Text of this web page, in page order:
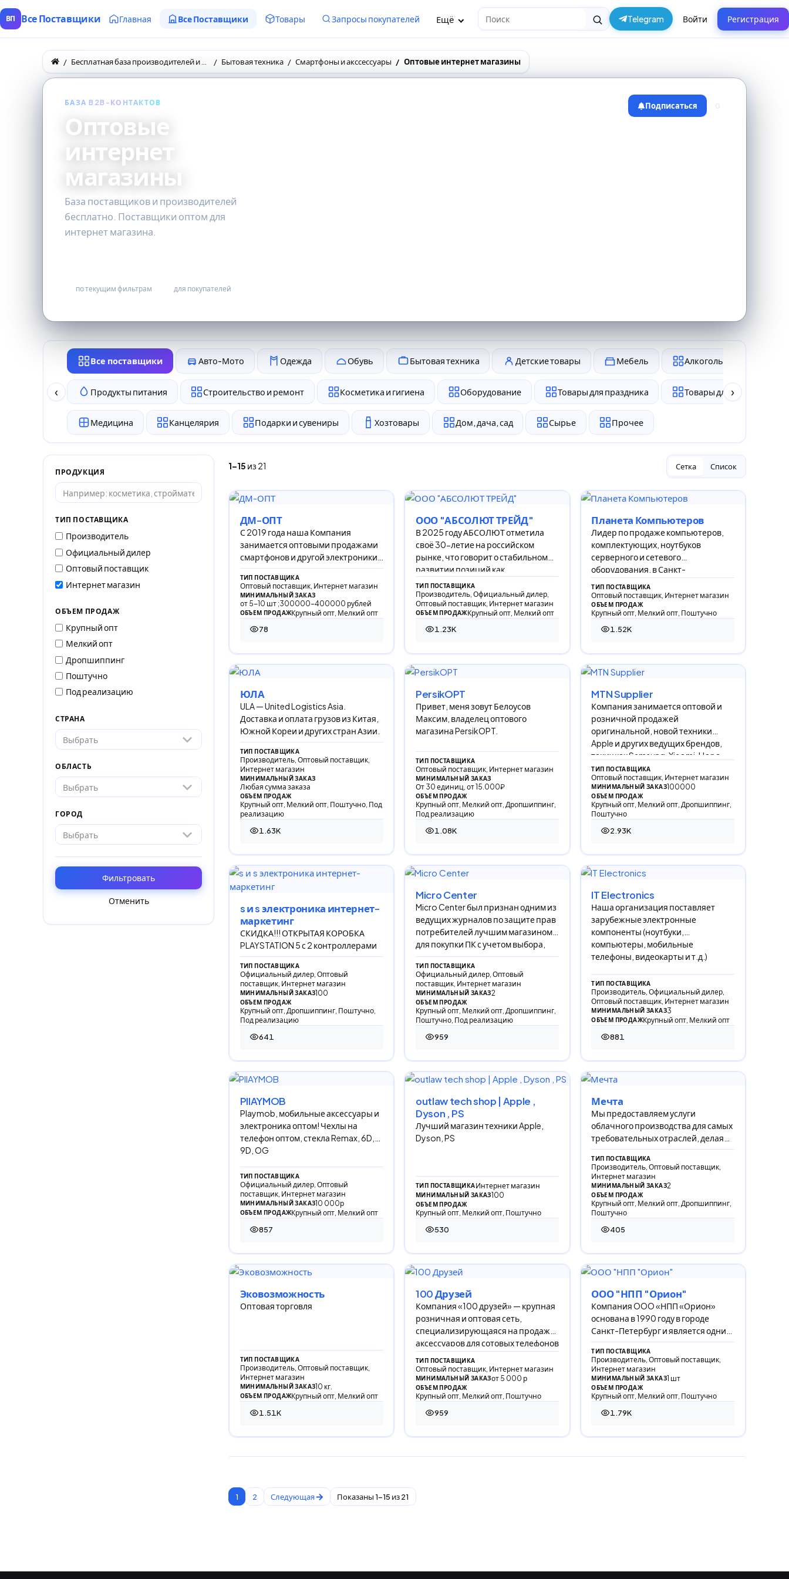
ВП Все Поставщики Главная Все Поставщики Товары Запросы покупателей Ещё Поиск Telegram Войти Регистрация
Бытовая техника Смартфоны и акссессуары Оптовые интернет магазины
БАЗА B2B-КОНТАКТОВ
Оптовые
интернет
магазины
База поставщиков и производителей
бесплатно. Поставщики оптом для
интернет магазина.
по текущим фильтрам для покупателей
Подписаться 0
‹
Все поставщики Авто-Мото Одежда Обувь Бытовая техника Детские товары Мебель Алкоголь и табак
Продукты питания Строительство и ремонт Косметика и гигиена Оборудование Товары для праздника Товары для животных
Медицина Канцелярия Подарки и сувениры Хозтовары Дом, дача, сад Сырье Прочее
›
ПРОДУКЦИЯ
ТИП ПОСТАВЩИКА
Производитель
Официальный дилер
Оптовый поставщик
Интернет магазин
ОБЪЕМ ПРОДАЖ
Крупный опт
Мелкий опт
Дропшиппинг
Поштучно
Под реализацию
СТРАНА
Выбрать
ОБЛАСТЬ
Выбрать
ГОРОД
Выбрать
Фильтровать
Отменить
1–15 из 21 Сетка Список
ДМ-ОПТ
С 2019 года наша Компания
занимается оптовыми продажами
смартфонов и другой электроники,
так же занимаемся продажей
МЕЛКОЙ БЫТОВОЙ ТЕХНИКИ в
ТИП ПОСТАВЩИКА
Оптовый поставщик, Интернет магазин
МИНИМАЛЬНЫЙ ЗАКАЗ
от 5-10 шт ;300000-400000 рублей
ОБЪЕМ ПРОДАЖКрупный опт, Мелкий опт
78
78 просмотров
ООО "АБСОЛЮТ ТРЕЙД"
В 2025 году АБСОЛЮТ отметила
своё 30-летие на российском
рынке, что говорит о стабильном
развитии позиций как
дистрибьютора и поставщика мно
ТИП ПОСТАВЩИКА
Производитель, Официальный дилер,
Оптовый поставщик, Интернет магазин
ОБЪЕМ ПРОДАЖКрупный опт, Мелкий опт
1.23K
1 227 просмотров
Планета Компьютеров
Лидер по продаже компьютеров,
комплектующих, ноутбуков
серверного и сетевого
оборудования, в Санкт-
Петербурге. Работаем с 2003 года!
ТИП ПОСТАВЩИКА
Оптовый поставщик, Интернет магазин
ОБЪЕМ ПРОДАЖ
Крупный опт, Мелкий опт, Поштучно
1.52K
1 518 просмотров
ЮЛА
ULA — United Logistics Asia.
Доставка и оплата грузов из Китая,
Южной Кореи и других стран Азии.
ТИП ПОСТАВЩИКА
Производитель, Оптовый поставщик,
Интернет магазин
МИНИМАЛЬНЫЙ ЗАКАЗ
Любая сумма заказа
ОБЪЕМ ПРОДАЖ
Крупный опт, Мелкий опт, Поштучно, Под
реализацию
1.63K
1 628 просмотров
PersikOPT
Привет, меня зовут Белоусов
Максим, владелец оптового
магазина PersikOPT.
ТИП ПОСТАВЩИКА
Оптовый поставщик, Интернет магазин
МИНИМАЛЬНЫЙ ЗАКАЗ
От 30 единиц, от 15.000₽
ОБЪЕМ ПРОДАЖ
Крупный опт, Мелкий опт, Дропшиппинг,
Под реализацию
1.08K
1 078 просмотров
MTN Supplier
Компания занимается оптовой и
розничной продажей
оригинальной, новой техники
Apple и других ведущих брендов,
таких как Samsung, Xiaomi, Hono
ТИП ПОСТАВЩИКА
Оптовый поставщик, Интернет магазин
МИНИМАЛЬНЫЙ ЗАКАЗ100000
ОБЪЕМ ПРОДАЖ
Крупный опт, Мелкий опт, Дропшиппинг,
Поштучно
2.93K
2 934 просмотра
s и s электроника интернет-
маркетинг
СКИДКА!!! ОТКРЫТАЯ КОРОБКА
PLAYSTATION 5 с 2 контроллерами
ТИП ПОСТАВЩИКА
Официальный дилер, Оптовый
поставщик, Интернет магазин
МИНИМАЛЬНЫЙ ЗАКАЗ100
ОБЪЕМ ПРОДАЖ
Крупный опт, Дропшиппинг, Поштучно,
Под реализацию
641
641 просмотр
Micro Center
Micro Center был признан одним из
ведущих журналов по защите прав
потребителей лучшим магазином
для покупки ПК с учетом выбора,
обслуживания
ТИП ПОСТАВЩИКА
Официальный дилер, Оптовый
поставщик, Интернет магазин
МИНИМАЛЬНЫЙ ЗАКАЗ2
ОБЪЕМ ПРОДАЖ
Крупный опт, Мелкий опт, Дропшиппинг,
Поштучно, Под реализацию
959
959 просмотров
IT Electronics
Наша организация поставляет
зарубежные электронные
компоненты (ноутбуки,
компьютеры, мобильные
телефоны, видеокарты и т.д.)
ТИП ПОСТАВЩИКА
Производитель, Официальный дилер,
Оптовый поставщик, Интернет магазин
МИНИМАЛЬНЫЙ ЗАКАЗ3
ОБЪЕМ ПРОДАЖКрупный опт, Мелкий опт
881
881 просмотр
PllAYMOB
Playmob, мобильные аксессуары и
электроника оптом! Чехлы на
телефон оптом, стекла Remax, 6D,
9D, OG
ТИП ПОСТАВЩИКА
Официальный дилер, Оптовый
поставщик, Интернет магазин
МИНИМАЛЬНЫЙ ЗАКАЗ10 000р
ОБЪЕМ ПРОДАЖКрупный опт, Мелкий опт
857
857 просмотров
outlaw tech shop | Apple ,
Dyson , PS
Лучший магазин техники Apple,
Dyson, PS
ТИП ПОСТАВЩИКАИнтернет магазин
МИНИМАЛЬНЫЙ ЗАКАЗ100
ОБЪЕМ ПРОДАЖ
Крупный опт, Мелкий опт, Поштучно
530
530 просмотров
Мечта
Мы предоставляем услуги
облачного производства для самых
требовательных отраслей, делая
электронные гаджеты быстрее,
проще и предсказуемее.
ТИП ПОСТАВЩИКА
Производитель, Оптовый поставщик,
Интернет магазин
МИНИМАЛЬНЫЙ ЗАКАЗ2
ОБЪЕМ ПРОДАЖ
Крупный опт, Мелкий опт, Дропшиппинг,
Поштучно
405
405 просмотров
Эковозможность
Оптовая торговля
ТИП ПОСТАВЩИКА
Производитель, Оптовый поставщик,
Интернет магазин
МИНИМАЛЬНЫЙ ЗАКАЗ10 кг.
ОБЪЕМ ПРОДАЖКрупный опт, Мелкий опт
1.51K
1 511 просмотров
100 Друзей
Компания «100 друзей» — крупная
розничная и оптовая сеть,
специализирующаяся на продаже
аксессуаров для сотовых телефонов
и портативной техн
ТИП ПОСТАВЩИКА
Оптовый поставщик, Интернет магазин
МИНИМАЛЬНЫЙ ЗАКАЗот 5 000 р
ОБЪЕМ ПРОДАЖ
Крупный опт, Мелкий опт, Поштучно
959
959 просмотров
ООО "НПП "Орион"
Компания OOO «НПП «Орион»
основана в 1990 году в городе
Санкт-Петербург и является одним
из крупнейших производителей
приборов и аксессуаров
ТИП ПОСТАВЩИКА
Производитель, Оптовый поставщик,
Интернет магазин
МИНИМАЛЬНЫЙ ЗАКАЗ1 шт
ОБЪЕМ ПРОДАЖ
Крупный опт, Мелкий опт, Поштучно
1.79K
1 786 просмотров
1 2 Следующая Показаны 1-15 из 21